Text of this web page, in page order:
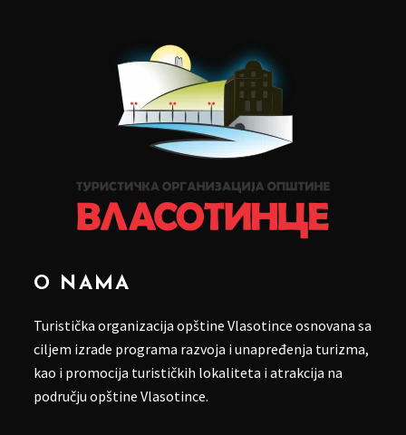
O NAMA
Turistička organizacija opštine Vlasotince osnovana sa
ciljem izrade programa razvoja i unapređenja turizma,
kao i promocija turističkih lokaliteta i atrakcija na
području opštine Vlasotince.